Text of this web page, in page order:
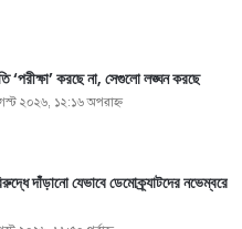
‘পরীক্ষা’ করছে না, সেগুলো লঙ্ঘন করছে
২০২৬, ১২:১৬ অপরাহ্ণ
দাঁড়ানো যেভাবে ডেমোক্র্যাটদের নভেম্বরে